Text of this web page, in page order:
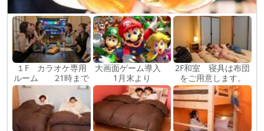
１F カラオケ専用
ルーム 21時まで
大画面ゲーム導入
1月末より
2F和室 寝具は布団
をご用意します。